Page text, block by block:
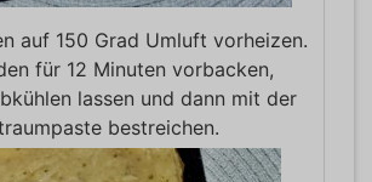
auf 150 Grad Umluft vorheizen.
für 12 Minuten vorbacken,
lassen und dann mit der
bestreichen.